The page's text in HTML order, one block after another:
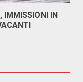
IMMISSIONI IN